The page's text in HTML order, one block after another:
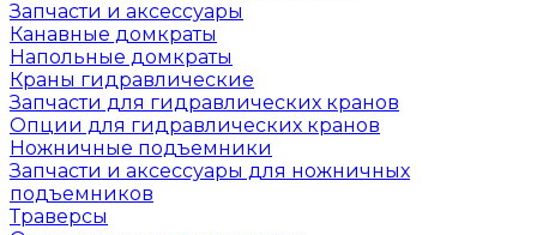
Запчасти и аксессуары
Канавные домкраты
Напольные домкраты
Краны гидравлические
Запчасти для гидравлических кранов
Опции для гидравлических кранов
Ножничные подъемники
Запчасти и аксессуары для ножничных
подъемников
Траверсы